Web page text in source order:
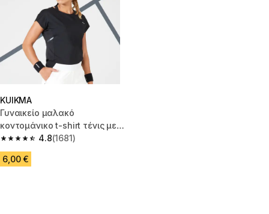
KUIKMA
Γυναικείο μαλακό
κοντομάνικο t-shirt τένις με
λαιμόκοψη Dry 500 - Μαύρο
4.8
4.8 out of 5 stars from 1681 reviews
(1681)
6,00 €